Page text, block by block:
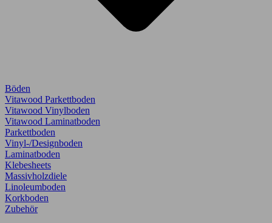
Böden
Vitawood Parkettboden
Vitawood Vinylboden
Vitawood Laminatboden
Parkettboden
Vinyl-/Designboden
Laminatboden
Klebesheets
Massivholzdiele
Linoleumboden
Korkboden
Zubehör